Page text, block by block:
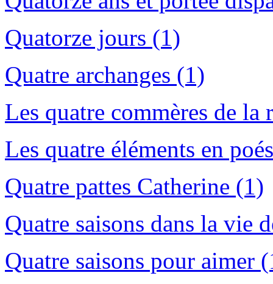
Quatorze jours (1)
Quatre archanges (1)
Les quatre commères de la
Les quatre éléments en
Quatre pattes Catherine (1)
Quatre saisons dans la vie
Quatre saisons pour aimer